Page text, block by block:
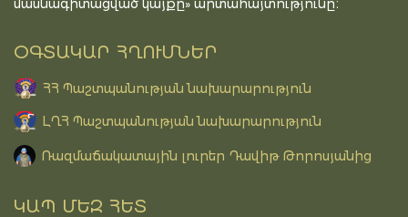
մասնագիտացված կայքը» արտահայտությունը։
ՕԳՏԱԿԱՐ ՀՂՈՒՄՆԵՐ
ՀՀ Պաշտպանության նախարարություն
ԼՂՀ Պաշտպանության նախարարություն
Ռազմաճակատային լուրեր Դավիթ Թորոսյանից
ԿԱՊ ՄԵԶ ՀԵՏ